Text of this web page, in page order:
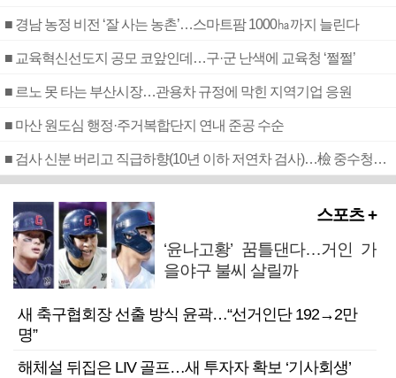
■ 경남 농정 비전 ‘잘 사는 농촌’…스마트팜 1000㏊까지 늘린다
■ 교육혁신선도지 공모 코앞인데…구·군 난색에 교육청 ‘쩔쩔’
■ 르노 못 타는 부산시장…관용차 규정에 막힌 지역기업 응원
■ 마산 원도심 행정·주거복합단지 연내 준공 수순
■ 검사 신분 버리고 직급하향(10년 이하 저연차 검사)…檢 중수청행 기피
스포츠 +
‘윤나고황’ 꿈틀댄다…거인 가
을야구 불씨 살릴까
새 축구협회장 선출 방식 윤곽…“선거인단 192→2만
명”
해체설 뒤집은 LIV 골프…새 투자자 확보 ‘기사회생’